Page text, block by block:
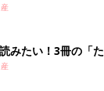
みたい！3冊の「た